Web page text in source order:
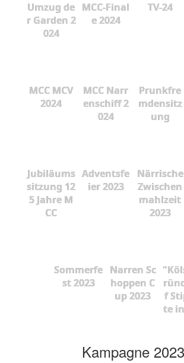
Umzug de
r Garden 2
024
MCC-Final
e 2024
TV-24
MCC MCV
2024
MCC Narr
enschiff 2
024
Prunkfre
mdensitz
ung
Jubiläums
sitzung 12
5 Jahre M
CC
Adventsfe
ier 2023
Närrische
Zwischen
mahlzeit
2023
Sommerfe
st 2023
Narren Sc
hoppen C
up 2023
f
te
Kampagne 2023